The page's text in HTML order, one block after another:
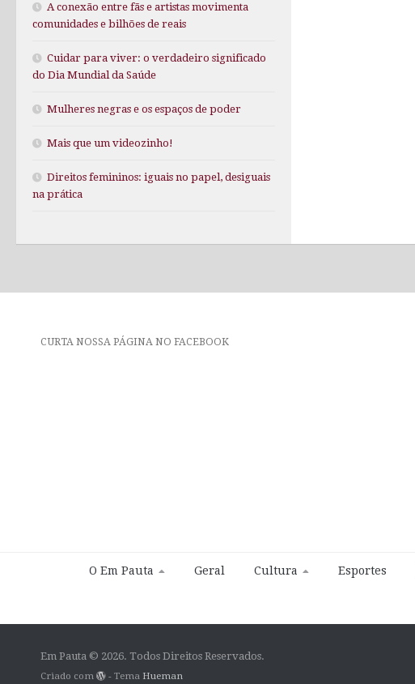
A conexão entre fãs e artistas movimenta
comunidades e bilhões de reais
Cuidar para viver: o verdadeiro significado
do Dia Mundial da Saúde
Mulheres negras e os espaços de poder
Mais que um videozinho!
Direitos femininos: iguais no papel, desiguais
na prática
CURTA NOSSA PÁGINA NO FACEBOOK
O Em Pauta Geral Cultura Esportes
Em Pauta © 2026. Todos Direitos Reservados.
Criado com - Tema Hueman